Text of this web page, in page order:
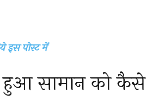
इस पोस्ट में
सामान को कैसे